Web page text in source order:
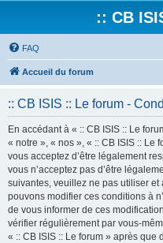
:: CB
FAQ
Accueil du forum
:: CB ISIS :: Le forum -
En accédant à « :: CB ISIS :: Le
« notre », « nos », « :: CB ISIS :: Le
vous acceptez d’être légalement
vous n’acceptez pas d’être
suivantes, veuillez ne pas utiliser et
pouvons modifier ces conditions à
de vous informer de ces
vérifier régulièrement par vous-
« :: CB ISIS :: Le forum » après